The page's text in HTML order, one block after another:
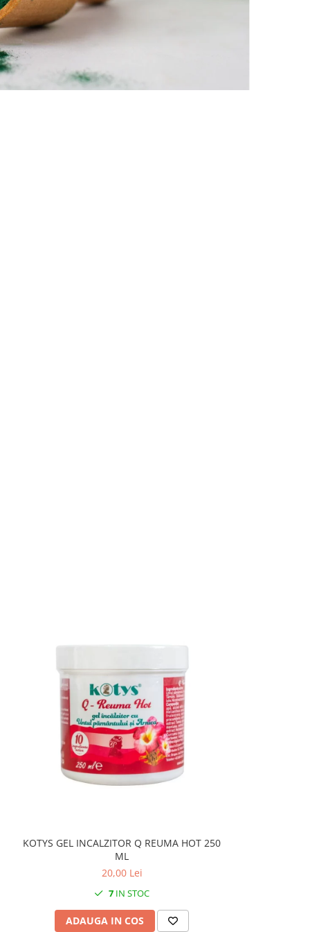
KOTYS GEL INCALZITOR Q REUMA HOT 250
ML
20,00 Lei
7 IN STOC
ADAUGA IN COS